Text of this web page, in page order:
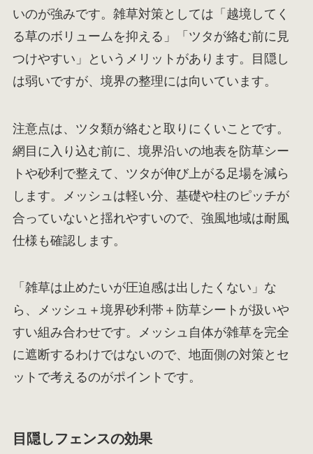
いのが強みです。雑草対策としては「越境してく
る草のボリュームを抑える」「ツタが絡む前に見
つけやすい」というメリットがあります。目隠し
は弱いですが、境界の整理には向いています。
注意点は、ツタ類が絡むと取りにくいことです。
網目に入り込む前に、境界沿いの地表を防草シー
トや砂利で整えて、ツタが伸び上がる足場を減ら
します。メッシュは軽い分、基礎や柱のピッチが
合っていないと揺れやすいので、強風地域は耐風
仕様も確認します。
「雑草は止めたいが圧迫感は出したくない」な
ら、メッシュ＋境界砂利帯＋防草シートが扱いや
すい組み合わせです。メッシュ自体が雑草を完全
に遮断するわけではないので、地面側の対策とセ
ットで考えるのがポイントです。
目隠しフェンスの効果